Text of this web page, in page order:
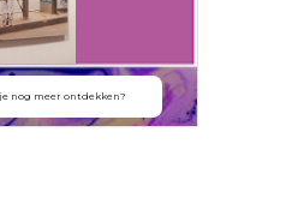
nog meer ontdekken?